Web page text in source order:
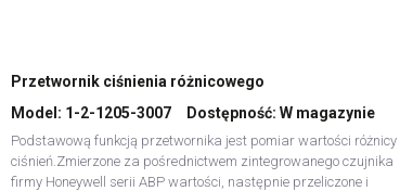
Przetwornik ciśnienia różnicowego
Model: 1-2-1205-3007 Dostępność: W magazynie
Podstawową funkcją przetwornika jest pomiar wartości różnicy
ciśnień.Zmierzone za pośrednictwem zintegrowanego czujnika
firmy Honeywell serii ABP wartości, następnie przeliczone i